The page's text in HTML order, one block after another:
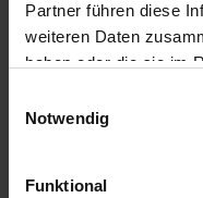
Partner führen diese
weiteren Daten
haben oder die sie im
Notwendig
Funktional